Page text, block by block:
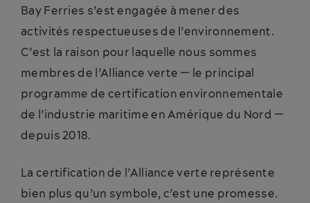
Bay Ferries s’est engagée à mener des
activités respectueuses de l’environnement.
C’est la raison pour laquelle nous sommes
membres de l’Alliance verte — le principal
programme de certification environnementale
de l’industrie maritime en Amérique du Nord —
depuis 2018.
La certification de l’Alliance verte représente
bien plus qu’un symbole, c’est une promesse.